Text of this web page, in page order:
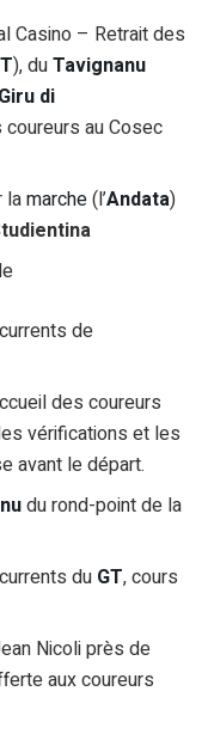
Casino – Retrait des
), duTavignanu
Giru di
au Cosec
lamarche(l’Andata)
de
des coureurs
vérifications et les
avant le départ.
du rond-point de la
du GT, cours
Nicoli près de
aux coureurs